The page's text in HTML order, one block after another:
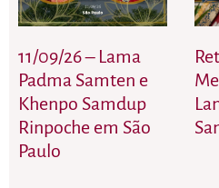
11/09/26 – Lama
Padma Samten e
Khenpo Samdup
Rinpoche em São
Paulo